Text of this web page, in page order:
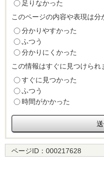
足りなかった
このページの内容や表現は分
分かりやすかった
ふつう
分かりにくかった
この情報はすぐに見つけられ
すぐに見つかった
ふつう
時間がかかった
ページID： 000217628